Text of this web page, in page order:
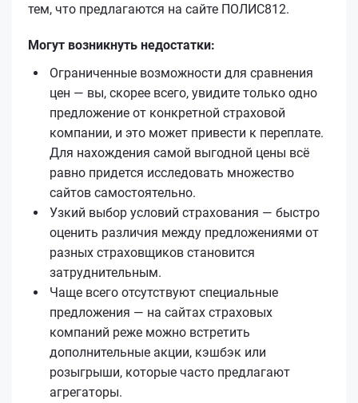
тем, что предлагаются на сайте ПОЛИС812.
Могут возникнуть недостатки:
Ограниченные возможности для сравнения
цен — вы, скорее всего, увидите только одно
предложение от конкретной страховой
компании, и это может привести к переплате.
Для нахождения самой выгодной цены всё
равно придется исследовать множество
сайтов самостоятельно.
Узкий выбор условий страхования — быстро
оценить различия между предложениями от
разных страховщиков становится
затруднительным.
Чаще всего отсутствуют специальные
предложения — на сайтах страховых
компаний реже можно встретить
дополнительные акции, кэшбэк или
розыгрыши, которые часто предлагают
агрегаторы.